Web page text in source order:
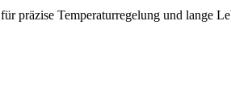
präzise Temperaturregelung und lange